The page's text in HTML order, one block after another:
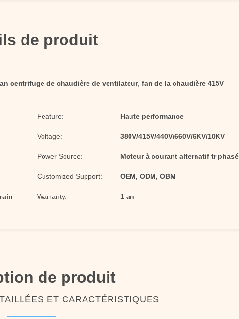
de produit
centrifuge de chaudière de ventilateur, fan de la chaudière 415V
Feature: Haute performance
Voltage: 380V/415V/440V/660V/6KV/10KV
Power Source: Moteur à courant alternatif triphasé
Customized Support: OEM, ODM, OBM
Warranty: 1 an
de produit
ET CARACTÉRISTIQUES